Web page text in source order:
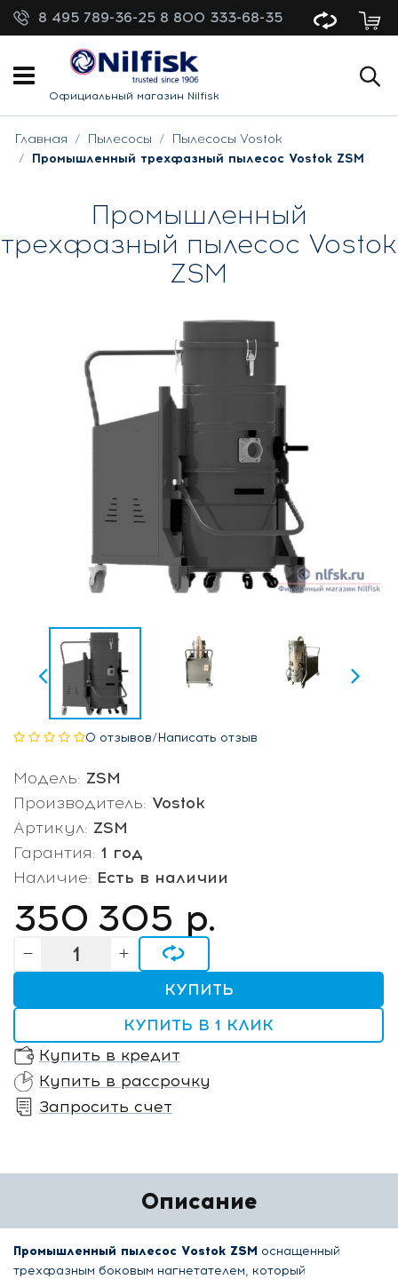
8 495 789-36-25 8 800 333-68-35
Официальный магазин Nilfisk
Главная Пылесосы
Пылесосы Vostok
Промышленный трехфазный пылесос Vostok ZSM
Промышленный
трехфазный пылесос Vostok
ZSM
0 отзывов/Написать отзыв
Модель: ZSM
Производитель: Vostok
Артикул: ZSM
Гарантия: 1 год
Наличие: Есть в наличии
350 305 р.
КУПИТЬ
КУПИТЬ В 1 КЛИК
Купить в кредит
Купить в рассрочку
Запросить счет
Описание
Промышленный пылесос Vostok ZSM оснащенный
трехфазным боковым нагнетателем, который